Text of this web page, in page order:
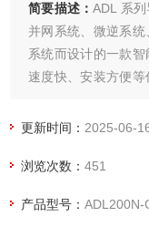
简要描述：ADL 系
并网系统、微逆系
系统而设计的一款
速度快、安装方便
时功率及累计电能实
向计量WIFI电表
更新时间： 2025-06-
浏览次数：451
产品型号：ADL200N-